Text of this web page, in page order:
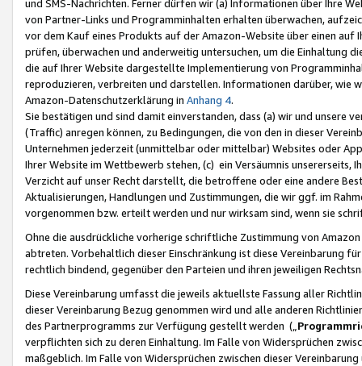
und SMS-Nachrichten. Ferner dürfen wir (a) Informationen über Ihre
von Partner-Links und Programminhalten erhalten überwachen,
vor dem Kauf eines Produkts auf der Amazon-Website über einen
prüfen, überwachen und anderweitig untersuchen, um die Einhaltung
die auf Ihrer Website dargestellte Implementierung von
reproduzieren, verbreiten und darstellen. Informationen darüber, wie
Amazon-Datenschutzerklärung in Anhang 4.
Sie bestätigen und sind damit einverstanden, dass (a) wir und
(Traffic) anregen können, zu Bedingungen, die von den in dieser
Unternehmen jederzeit (unmittelbar oder mittelbar) Websites oder
Ihrer Website im Wettbewerb stehen, (c) ein Versäumnis unsererseits,
Verzicht auf unser Recht darstellt, die betroffene oder eine andere
Aktualisierungen, Handlungen und Zustimmungen, die wir ggf. im
vorgenommen bzw. erteilt werden und nur wirksam sind, wenn sie
Ohne die ausdrückliche vorherige schriftliche Zustimmung von
abtreten. Vorbehaltlich dieser Einschränkung ist diese Vereinbarung
rechtlich bindend, gegenüber den Parteien und ihren jeweiligen
Diese Vereinbarung umfasst die jeweils aktuellste Fassung aller
dieser Vereinbarung Bezug genommen wird und alle anderen
des Partnerprogramms zur Verfügung gestellt werden („
verpflichten sich zu deren Einhaltung. Im Falle von Widersprüchen
maßgeblich. Im Falle von Widersprüchen zwischen dieser